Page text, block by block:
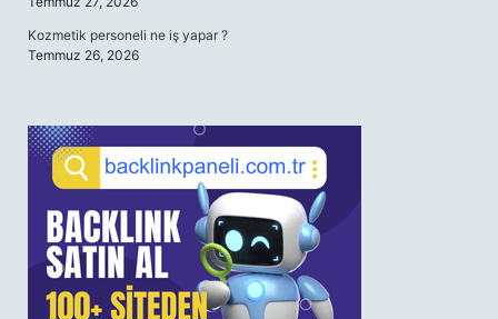
Kozmetik personeli ne iş yapar ?
Temmuz 26, 2026